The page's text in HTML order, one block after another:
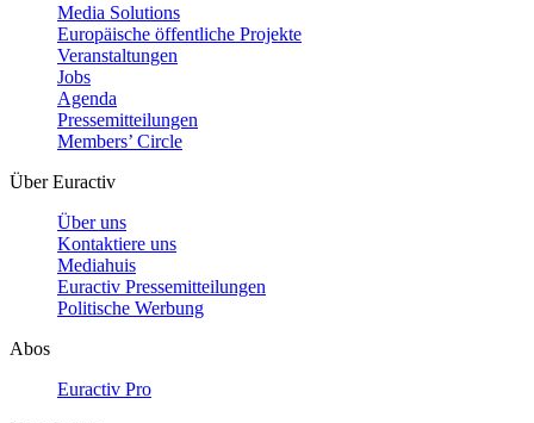
Media Solutions
Europäische öffentliche Projekte
Veranstaltungen
Jobs
Agenda
Pressemitteilungen
Members’ Circle
Über Euractiv
Über uns
Kontaktiere uns
Mediahuis
Euractiv Pressemitteilungen
Politische Werbung
Abos
Euractiv Pro